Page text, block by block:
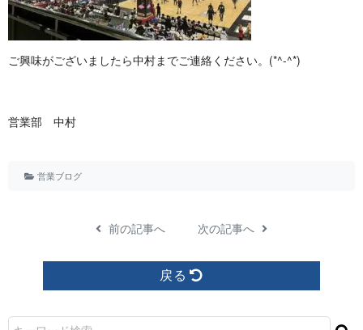
ご興味がございましたら中村までご連絡ください。(*^ - ^ * )
営業 部 中 村
営業ブログ
前の記事へ 次の記事へ
戻る